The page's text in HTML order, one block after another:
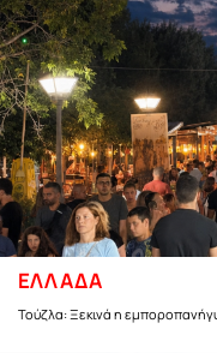
ΕΛΛΑΔΑ
Τούζλα: Ξεκινά η